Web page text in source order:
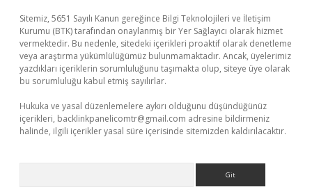
Sitemiz, 5651 Sayılı Kanun gereğince Bilgi Teknolojileri ve İletişim
Kurumu (BTK) tarafından onaylanmış bir Yer Sağlayıcı olarak hizmet
vermektedir. Bu nedenle, sitedeki içerikleri proaktif olarak denetleme
veya araştırma yükümlülüğümüz bulunmamaktadır. Ancak, üyelerimiz
yazdıkları içeriklerin sorumluluğunu taşımakta olup, siteye üye olarak
bu sorumluluğu kabul etmiş sayılırlar.
Hukuka ve yasal düzenlemelere aykırı olduğunu düşündüğünüz
içerikleri, backlinkpanelicomtr@gmail.com adresine bildirmeniz
halinde, ilgili içerikler yasal süre içerisinde sitemizden kaldırılacaktır.